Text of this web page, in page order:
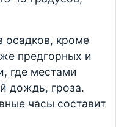
осадков, кроме
предгорных и
где местами
дождь, гроза.
часы составит